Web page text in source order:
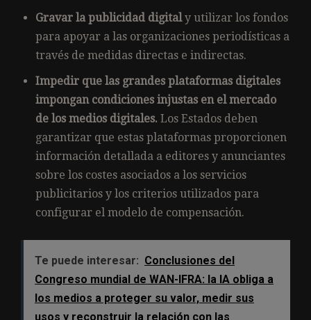
Gravar la publicidad digitaly utilizar los fondos
para apoyar a las organizaciones periodísticas a
través de medidas directas e indirectas.
Impedir que las grandes plataformas digitales
impongan condiciones injustas en el mercado
de los medios digitales. Los Estados deben
garantizar que estas plataformas proporcionen
información detallada a editores y anunciantes
sobre los costes asociados a los servicios
publicitarios y los criterios utilizados para
configurar el modelo de compensación.
Te puede interesar: Conclusiones del
Congreso mundial de WAN-IFRA: la IA obliga a
los medios a proteger su valor, medir sus
usos y reconstruir la relación con las